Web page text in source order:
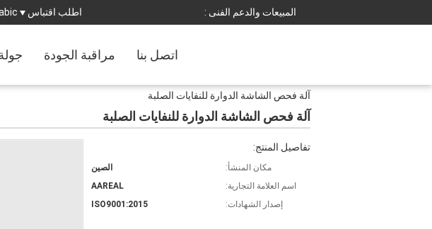
المبيعات والدعم الفنى : اطلب اقتباس
مراقبة الجودة اتصل بنا
آلة فحص الشاشة الدوارة للنفايات الصلبة
آلة فحص الشاشة الدوارة للنفايات الصلبة
تفاصيل المنتج:
مكان المنشأ:
الصين
اسم العلامة التجارية:
AAREAL
إصدار الشهادات:
ISO9001:2015